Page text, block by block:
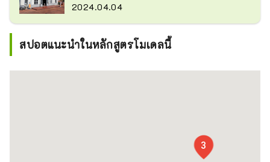
ท่าเรือ!
2024.04.04
สปอตแนะนำในหลักสูตรโมเดลนี้
3